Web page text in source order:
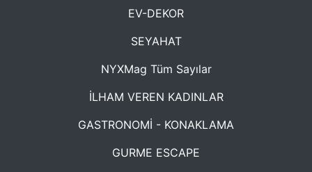
EV-DEKOR
SEYAHAT
NYXMag Tüm Sayılar
İLHAM VEREN KADINLAR
GASTRONOMİ - KONAKLAMA
GURME ESCAPE